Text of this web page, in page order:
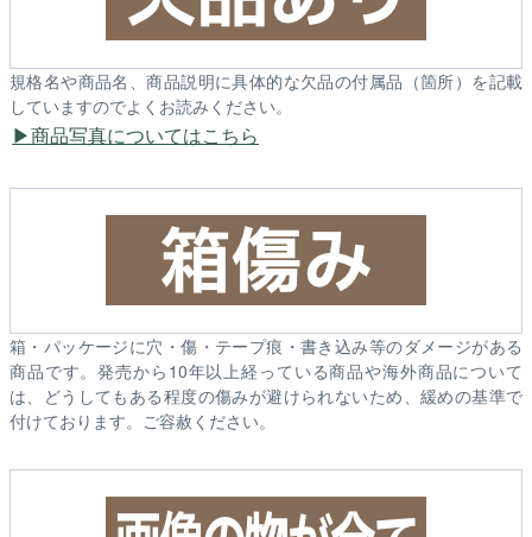
規格名や商品名、商品説明に具体的な欠品の付属品（箇所）を記載
していますのでよくお読みください。
商品写真についてはこちら
箱・パッケージに穴・傷・テープ痕・書き込み等のダメージがある
商品です。発売から10年以上経っている商品や海外商品について
は、どうしてもある程度の傷みが避けられないため、緩めの基準で
付けております。ご容赦ください。